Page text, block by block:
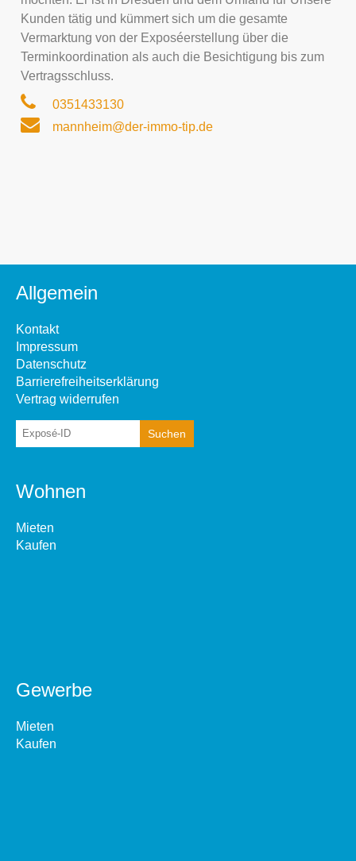
Kunden tätig und kümmert sich um die gesamte
Vermarktung von der Exposéerstellung über die
Terminkoordination als auch die Besichtigung bis zum
Vertragsschluss.
0351433130
mannheim@der-immo-tip.de
Allgemein
Kontakt
Impressum
Datenschutz
Barrierefreiheitserklärung
Vertrag widerrufen
Wohnen
Mieten
Kaufen
Gewerbe
Mieten
Kaufen